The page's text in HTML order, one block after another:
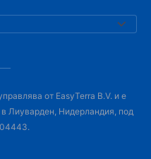
от EasyTerra B.V. и е
Лиуварден, Нидерландия, под